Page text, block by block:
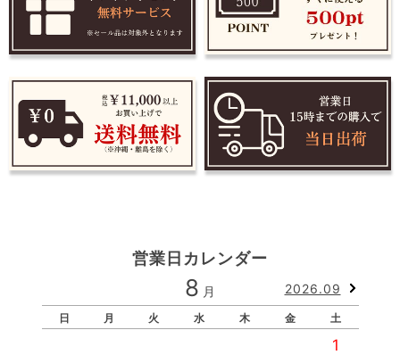
営業日カレンダー
8 月 2026.09
日 月 火 水 木 金 土
1